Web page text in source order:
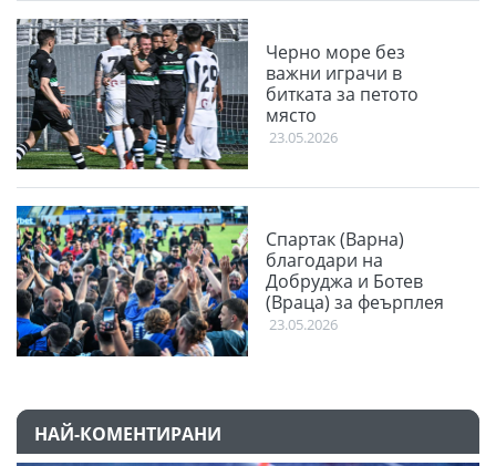
Черно море без
важни играчи в
битката за петото
място
23.05.2026
Спартак (Варна)
благодари на
Добруджа и Ботев
(Враца) за феърплея
23.05.2026
НАЙ-КОМЕНТИРАНИ